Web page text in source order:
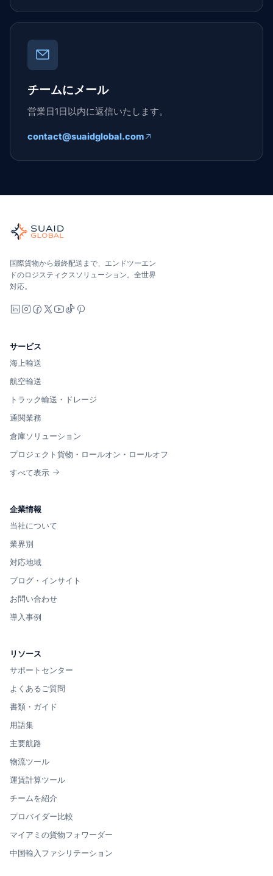
チームにメール
営業日1日以内に返信いたします。
contact@suaidglobal.com
世界の海、空、陸、税関、倉庫を担当する独立した貨物オー
海洋、空、地上 — キャリア中立で比較し、オールインで見
Suaid Global はキャリア容量を販売しません。各レーンは海
国際貨物から最終配送まで、エンドツーエン
ドのロジスティクスソリューション。全世界
対応。
LinkedIn
Instagram
Facebook
X YouTube
TikTok
サービス
海上輸送
航空輸送
トラック輸送・ドレージ
通関業務
倉庫ソリューション
プロジェクト貨物・ロールオン・ロールオフ
すべて表示
企業情報
当社について
業界別
対応地域
ブログ・インサイト
お問い合わせ
導入事例
リソース
サポートセンター
よくあるご質問
書類・ガイド
用語集
主要航路
物流ツール
運賃計算ツール
チームを紹介
プロバイダー比較
マイアミの貨物フォワーダー
中国輸入ファシリテーション